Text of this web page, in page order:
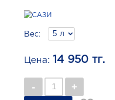
Вес:
Цена: 14 950 тг.